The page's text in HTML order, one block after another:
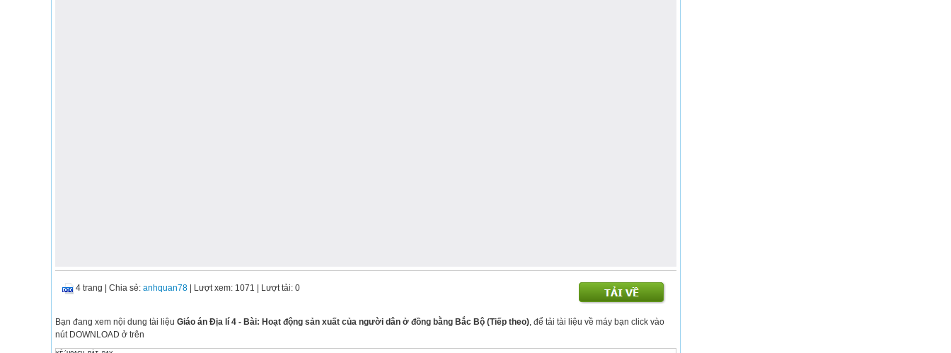
4 trang Chia sẻ: anhquan78 | Lượt xem: 1071 | Lượt tải: 0
Bạn đang xem nội dung tài liệu Giáo án Địa lí 4 - Bài: Hoạt động sản xuất của người dân ở đồng bằng Bắc Bộ (Tiếp theo), để tải tài liệu về máy bạn click vào
nút DOWNLOAD ở trên